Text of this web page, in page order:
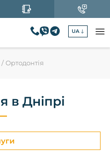
UA
Ортодонтія
в Дніпрі